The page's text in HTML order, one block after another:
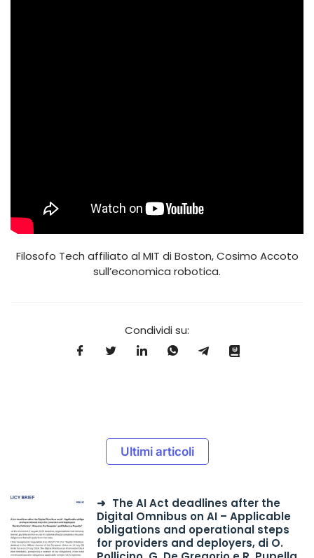
Filosofo Tech affiliato al MIT di Boston, Cosimo Accoto
sull’economica robotica.
Condividi su:
Ultimi articoli
The AI Act deadlines after the
Digital Omnibus on AI – Applicable
obligations and operational steps
for providers and deployers, di O.